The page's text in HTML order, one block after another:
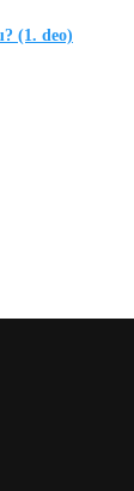
(1. deo)